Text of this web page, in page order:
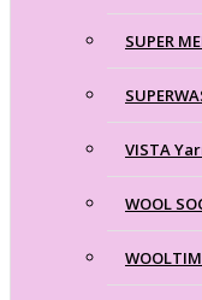
SUPER
VISTA
WOOL